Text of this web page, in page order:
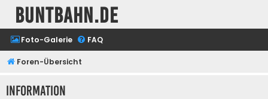
buntbahn.de
Foto-Galerie FAQ
Foren-Übersicht
Information